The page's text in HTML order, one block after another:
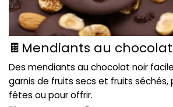
🍫Mendiants au
Des mendiants au chocolat noir
garnis de fruits secs et fruits séchés,
fêtes ou pour offrir.